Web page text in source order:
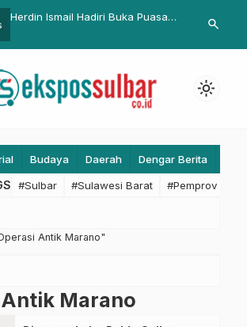
Herdin Ismail Hadiri Buka Puasa
Sulbar Harap Sinergi dengan
PUPR
Sulbar
search
light_mode
Budaya Daerah Dengar Berita
#Sulbar #Sulawesi Barat #Pemprov
Antik Marano"
Marano